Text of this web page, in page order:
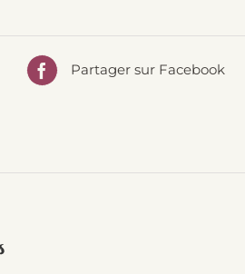
Partager sur Facebook